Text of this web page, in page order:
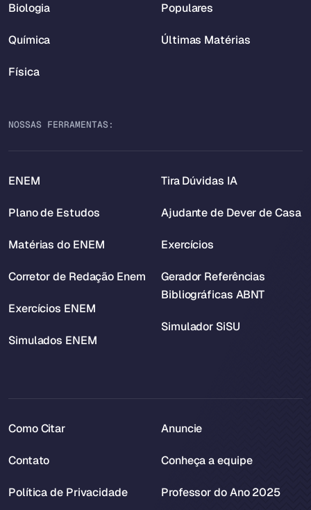
Biologia
Química
Física
Populares
Últimas Matérias
NOSSAS FERRAMENTAS:
ENEM
Plano de Estudos
Matérias do ENEM
Corretor de Redação Enem
Exercícios ENEM
Simulados ENEM
Tira Dúvidas IA
Ajudante de Dever de Casa
Exercícios
Gerador Referências
Bibliográficas ABNT
Simulador SiSU
Como Citar
Contato
Política de Privacidade
Anuncie
Conheça a equipe
Professor do Ano 2025